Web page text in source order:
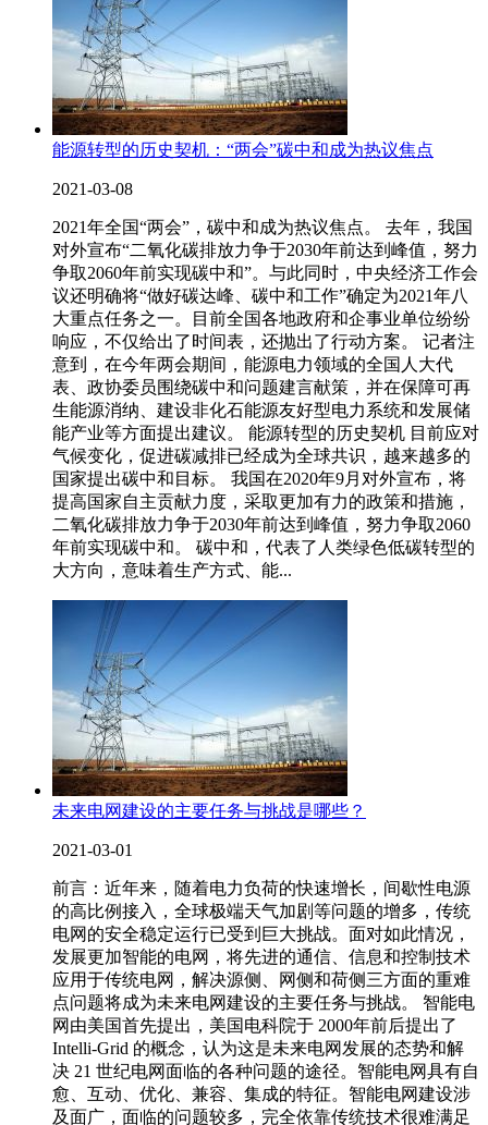
能源转型的历史契机：“两会”碳中和成为热议焦点
2021-03-08
2021年全国“两会”，碳中和成为热议焦点。 去年，我国
对外宣布“二氧化碳排放力争于2030年前达到峰值，努力
争取2060年前实现碳中和”。与此同时，中央经济工作会
议还明确将“做好碳达峰、碳中和工作”确定为2021年八
大重点任务之一。目前全国各地政府和企事业单位纷纷
响应，不仅给出了时间表，还抛出了行动方案。 记者注
意到，在今年两会期间，能源电力领域的全国人大代
表、政协委员围绕碳中和问题建言献策，并在保障可再
生能源消纳、建设非化石能源友好型电力系统和发展储
能产业等方面提出建议。 能源转型的历史契机 目前应对
气候变化，促进碳减排已经成为全球共识，越来越多的
国家提出碳中和目标。 我国在2020年9月对外宣布，将
提高国家自主贡献力度，采取更加有力的政策和措施，
二氧化碳排放力争于2030年前达到峰值，努力争取2060
年前实现碳中和。 碳中和，代表了人类绿色低碳转型的
大方向，意味着生产方式、能...
未来电网建设的主要任务与挑战是哪些？
2021-03-01
前言：近年来，随着电力负荷的快速增长，间歇性电源
的高比例接入，全球极端天气加剧等问题的增多，传统
电网的安全稳定运行已受到巨大挑战。面对如此情况，
发展更加智能的电网，将先进的通信、信息和控制技术
应用于传统电网，解决源侧、网侧和荷侧三方面的重难
点问题将成为未来电网建设的主要任务与挑战。 智能电
网由美国首先提出，美国电科院于 2000年前后提出了
Intelli-Grid 的概念，认为这是未来电网发展的态势和解
决 21 世纪电网面临的各种问题的途径。智能电网具有自
愈、互动、优化、兼容、集成的特征。智能电网建设涉
及面广，面临的问题较多，完全依靠传统技术很难满足